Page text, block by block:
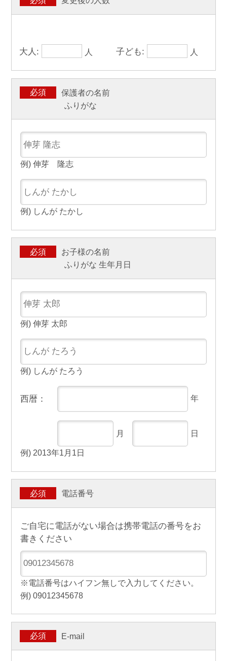
大人: 人 子ども: 人
必須 保護者の名前
ふりがな
例) 伸芽 隆志
例) しんが たかし
必須 お子様の名前
ふりがな 生年月日
例) 伸芽 太郎
例) しんが たろう
西暦： 年
月 日
例) 2013年1月1日
必須 電話番号
ご自宅に電話がない場合は携帯電話の番号をお
書きください
※電話番号はハイフン無しで入力してください。
例) 09012345678
必須 E-mail